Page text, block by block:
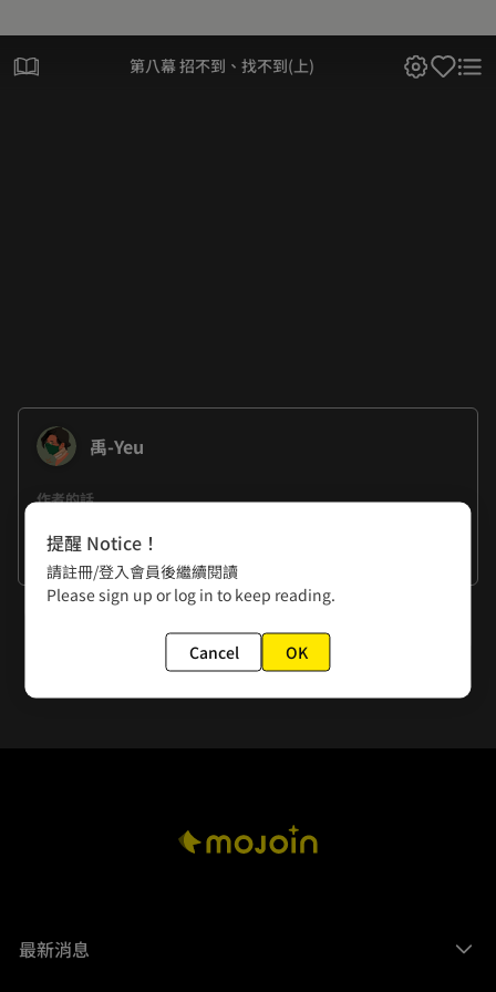
第八幕 招不到、找不到(上)
禹-Yeu
作者的話
改編自Podcast 偷聽史多利EP. 11的故事，這是一個單方面愛
與殺的故事，在網路上有諸多版本，算是很有名的鬼故事，改
編時發現這是一個"聽"起來很恐怖的故事，但要畫起來恐怖卻
很有挑戰性呢...。
看更多
第九幕 招不到、找不到(下)
最新消息
提醒 Notice！
請註冊/登入會員後繼續閱讀
Please sign up or log in to keep reading.
Cancel OK